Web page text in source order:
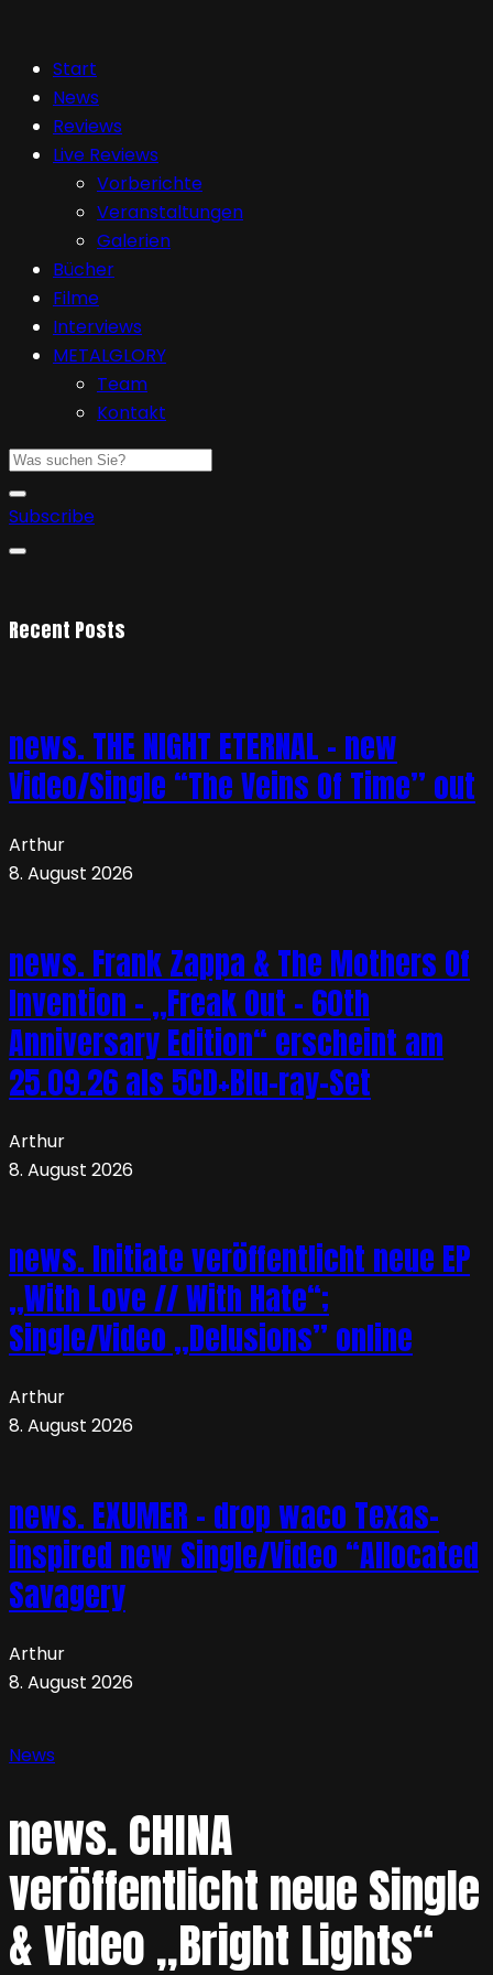
Start
News
Reviews
Live Reviews
Vorberichte
Veranstaltungen
Galerien
Bücher
Filme
Interviews
METALGLORY
Team
Kontakt
Subscribe
Recent Posts
news. THE NIGHT ETERNAL – new
Video/Single “The Veins Of Time” out
Arthur
8. August 2026
news. Frank Zappa & The Mothers Of
Invention – „Freak Out – 60th
Anniversary Edition“ erscheint am
25.09.26 als 5CD+Blu-ray-Set
Arthur
8. August 2026
news. Initiate veröffentlicht neue EP
„With Love // With Hate“;
Single/Video „Delusions” online
Arthur
8. August 2026
news. EXUMER – drop waco Texas-
inspired new Single/Video “Allocated
Savagery
Arthur
8. August 2026
News
news. CHINA
veröffentlicht neue Single
& Video „Bright Lights“